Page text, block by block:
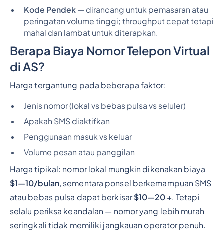
Kode Pendek— dirancang untuk pemasaran atau
peringatan volume tinggi; throughput cepat tetapi
mahal dan lambat untuk diterapkan.
Berapa Biaya Nomor Telepon Virtual
di AS?
Harga tergantung pada beberapa faktor:
Jenis nomor (lokal vs bebas pulsa vs seluler)
Apakah SMS diaktifkan
Penggunaan masuk vs keluar
Volume pesan atau panggilan
Harga tipikal: nomor lokal mungkin dikenakan biaya
$1—10/bulan, sementara ponsel berkemampuan SMS
atau bebas pulsa dapat berkisar$10—20 +. Tetapi
selalu periksa keandalan — nomor yang lebih murah
seringkali tidak memiliki jangkauan operator penuh.